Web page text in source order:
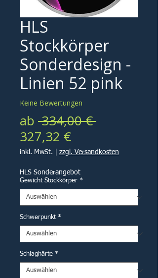
HLS
Stockkörper
Sonderdesign -
Linien 52 pink
Keine Bewertungen
ab 334,00 €
327,32 €Sale-
Preis
inkl. MwSt. zzgl. Versandkosten
HLS Sonderangebot
Gewicht Stockkörper *
Schwerpunkt *
Schlaghärte *